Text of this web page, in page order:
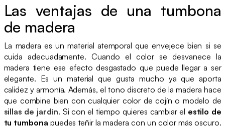
Las ventajas de una tumbona
de madera
La madera es un material atemporal que envejece bien si se
cuida adecuadamente. Cuando el color se desvanece la
madera tiene ese efecto desgastado que puede llegar a ser
elegante. Es un material que gusta mucho ya que aporta
calidez y armonía. Además, el tono discreto de la madera hace
que combine bien con cualquier color de cojín o modelo de
sillas de jardín. Si con el tiempo quieres cambiar el estilo de
tu tumbona puedes teñir la madera con un color más oscuro.